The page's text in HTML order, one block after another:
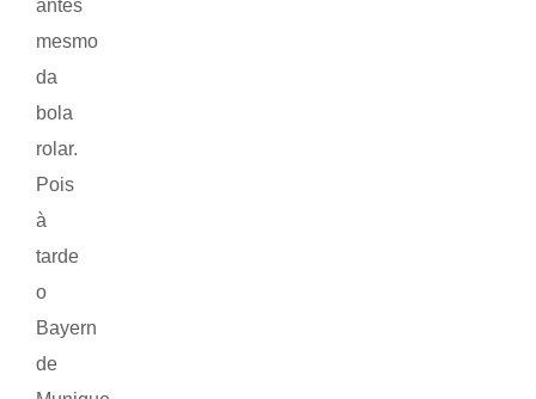
antes
mesmo
da
bola
rolar.
Pois
à
tarde
o
Bayern
de